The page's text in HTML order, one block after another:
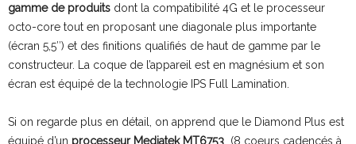
gamme de produits dont la compatibilité 4G et le processeur
octo-core tout en proposant une diagonale plus importante
(écran 5,5″) et des finitions qualifiés de haut de gamme par le
constructeur. La coque de l’appareil est en magnésium et son
écran est équipé de la technologie IPS Full Lamination.
Si on regarde plus en détail, on apprend que le Diamond Plus est
équipé d’un processeur Mediatek MT6753 (8 coeurs cadencés à